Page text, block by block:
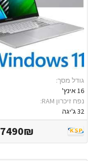
גודל מסך:
16 אינץ'
נפח זיכרון RAM:
32 ג'יגה
7490₪